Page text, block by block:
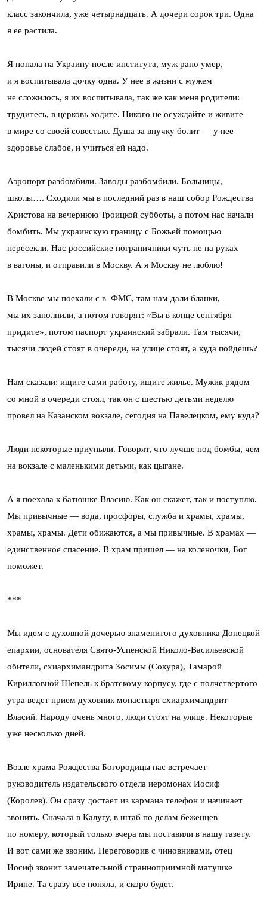
класс закончила, уже четырнадцать. А дочери сорок три. Одна
я ее растила.
Я попала на Украину после института, муж рано умер,
и я воспитывала дочку одна. У нее в жизни с мужем
не сложилось, я их воспитывала, так же как меня родители:
трудитесь, в церковь ходите. Никого не осуждайте и живите
в мире со своей совестью. Душа за внучку болит — у нее
здоровье слабое, и учиться ей надо.
Аэропорт разбомбили. Заводы разбомбили. Больницы,
школы…. Сходили мы в последний раз в наш собор Рождества
Христова на вечернюю Троицкой субботы, а потом нас начали
бомбить. Мы украинскую границу с Божьей помощью
пересекли. Нас российские пограничники чуть не на руках
в вагоны, и отправили в Москву. А я Москву не люблю!
В Москве мы поехали с в ФМС, там нам дали бланки,
мы их заполнили, а потом говорят: «Вы в конце сентября
придите», потом паспорт украинский забрали. Там тысячи,
тысячи людей стоят в очереди, на улице стоят, а куда пойдешь?
Нам сказали: ищите сами работу, ищите жилье. Мужик рядом
со мной в очереди стоял, так он с шестью детьми неделю
провел на Казанском вокзале, сегодня на Павелецком, ему куда?
Люди некоторые приуныли. Говорят, что лучше под бомбы, чем
на вокзале с маленькими детьми, как цыгане.
А я поехала к батюшке Власию. Как он скажет, так и поступлю.
Мы привычные — вода, просфоры, служба и храмы, храмы,
храмы, храмы. Дети обижаются, а мы привычные. В храмах —
единственное спасение. В храм пришел — на коленочки, Бог
поможет.
***
Мы идем с духовной дочерью знаменитого духовника Донецкой
епархии, основателя Свято-Успенской Николо-Васильевской
обители, схиархимандрита Зосимы (Сокура), Тамарой
Кирилловной Шепель к братскому корпусу, где с полчетвертого
утра ведет прием духовник монастыря схиархимандрит
Власий. Народу очень много, люди стоят на улице. Некоторые
уже несколько дней.
Возле храма Рождества Богородицы нас встречает
руководитель издательского отдела иеромонах Иосиф
(Королев). Он сразу достает из кармана телефон и начинает
звонить. Сначала в Калугу, в штаб по делам беженцев
по номеру, который только вчера мы поставили в нашу газету.
И вот сами же звоним. Переговорив с чиновниками, отец
Иосиф звонит замечательной странноприимной матушке
Ирине. Та сразу все поняла, и скоро будет.